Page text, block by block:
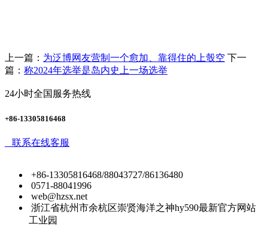
上一篇： 为泛博网友营制一个愈加、靠得住的上彀空 下一
篇： 称2024年选举是岛内史上一场选举
24小时全国服务热线
+86-13305816468
联系在线客服
+86-13305816468/88043727/86136480
0571-88041996
web@hzsx.net
浙江省杭州市余杭区崇贤海洋之神hy590最新官方网站
工业园